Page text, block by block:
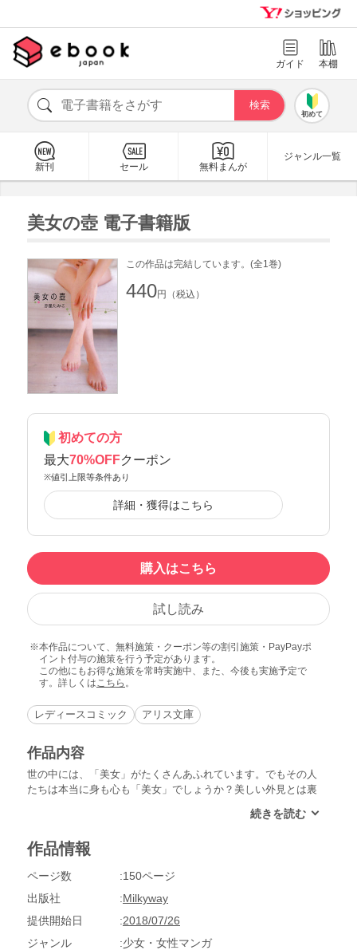
ガイド 本棚
初めて
新刊 セール 無料まんが
ジャンル一覧
美女の壺 電子書籍版
この作品は完結しています。(全1巻)
440円（税込）
初めての方
最大70%OFFクーポン
※値引上限等条件あり
詳細・獲得はこちら
購入はこちら
試し読み
本作品について、無料施策・クーポン等の割引施策・PayPayポ
イント付与の施策を行う予定があります。
この他にもお得な施策を常時実施中、また、今後も実施予定で
す。詳しくはこちら 。
レディースコミック アリス文庫
作品内容
世の中には、「美女」がたくさんあふれています。でもその人
たちは本当に身も心も「美女」でしょうか？美しい外見とは裏
体の中に自分の美を引き出す宝のツボを持っています。そのツ
たしてくれます。少しでも不調を感じているのならこの本で解
作品情報
ページ数
150ページ
出版社
Milkyway
提供開始日
2018/07/26
ジャンル
少女・女性マンガ